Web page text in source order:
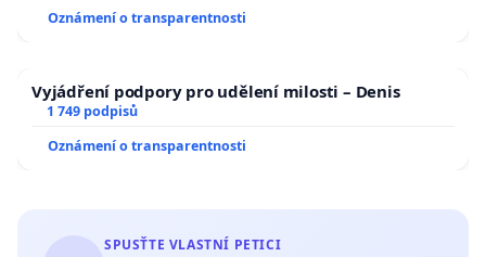
Oznámení o transparentnosti
Vyjádření podpory pro udělení milosti – Denis
1 749 podpisů
Oznámení o transparentnosti
SPUSŤTE VLASTNÍ PETICI